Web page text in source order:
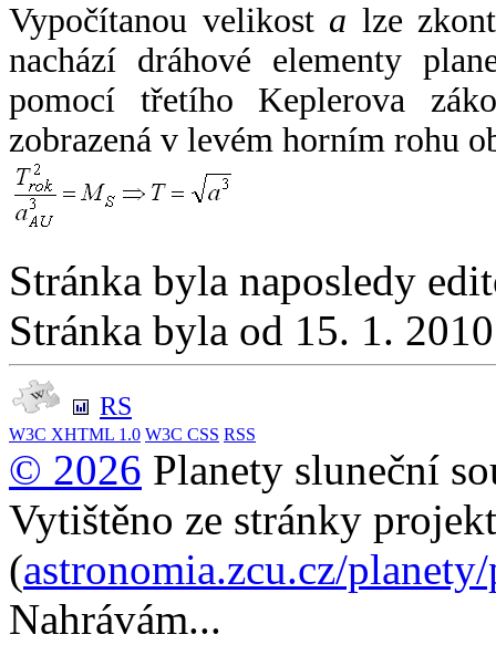
Vypočítanou velikost a lze
nachází dráhové elementy
pomocí třetího Keplerova
zobrazená v levém horním rohu
Stránka byla naposledy
Stránka byla od 15. 1.
RS
W3C XHTML 1.0 W3C CSS RSS
© 2026 Planety sluneční
Vytištěno ze stránky
(astronomia.zcu.cz/
Nahrávám...